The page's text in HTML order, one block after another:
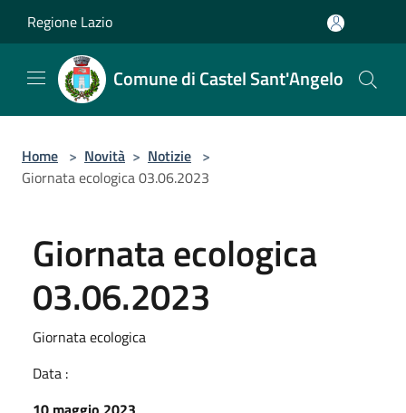
Regione Lazio
Comune di Castel Sant'Angelo
Home > Novità > Notizie >
Giornata ecologica 03.06.2023
Giornata ecologica
03.06.2023
Giornata ecologica
Data :